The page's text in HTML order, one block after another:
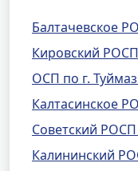
Балтачевское
Кировский
ОСП по г.
Калтасинское
Советский
Калининский